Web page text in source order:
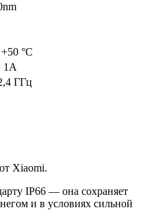
°C
1A
ГГц
Xiaomi.
IP66 — она сохраняет
и в условиях сильной